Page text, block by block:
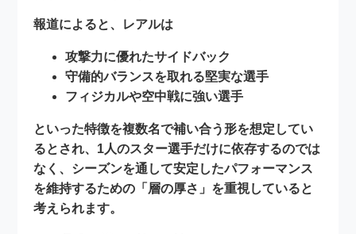
報道によると、レアルは
攻撃力に優れたサイドバック
守備的バランスを取れる堅実な選手
フィジカルや空中戦に強い選手
といった特徴を複数名で補い合う形を想定してい
るとされ、1人のスター選手だけに依存するのでは
なく、シーズンを通して安定したパフォーマンス
を維持するための「層の厚さ」を重視していると
考えられます。